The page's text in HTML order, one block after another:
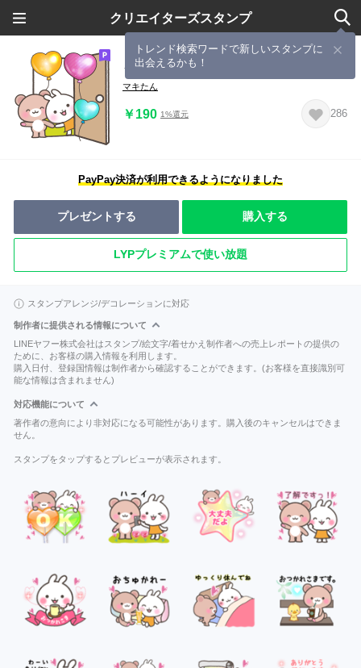
クリエイターズスタンプ
トレンド検索ワードで新しいスタンプに
出会えるかも！
うさくまたん ハートな毎日
マキたん
￥190 1%還元 286
PayPay決済が利用できるようになりました
プレゼントする 購入する
LYPプレミアムで使い放題
スタンプアレンジ/デコレーションに対応
制作者に提供される情報について
LINEヤフー株式会社はスタンプ/絵文字/着せかえ制作者への売上レポートの提供の
ために、お客様の購入情報を利用します。
購入日付、登録国情報は制作者から確認することができます。(お客様を直接識別可
能な情報は含まれません)
対応機能について
著作者の意向により非対応になる可能性があります。購入後のキャンセルはできま
せん。
スタンプをタップするとプレビューが表示されます。